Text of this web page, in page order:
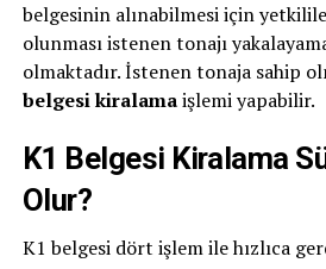
belgesinin alınabilmesi için
olunması istenen tonajı
olmaktadır. İstenen tonaja sahip
belgesi kiralamaişlemi yapabilir.
K1 Belgesi Kiralama
Olur?
K1 belgesi dört işlem ile hızlıca